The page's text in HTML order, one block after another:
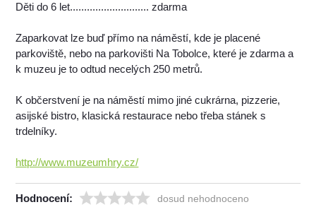
Děti do 6 let............................ zdarma
Zaparkovat lze buď přímo na náměstí, kde je placené
parkoviště, nebo na parkovišti Na Tobolce, které je zdarma a
k muzeu je to odtud necelých 250 metrů.
K občerstvení je na náměstí mimo jiné cukrárna, pizzerie,
asijské bistro, klasická restaurace nebo třeba stánek s
trdelníky.
http://www.muzeumhry.cz/
Hodnocení: dosud nehodnoceno